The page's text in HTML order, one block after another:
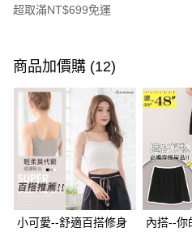
超取滿NT$699免運
信用卡一次付款
超商取貨付款
LINE Pay
Apple Pay
街口支付
悠遊付
商品加價購 (12)
小可愛--舒適百搭修身
內搭--你